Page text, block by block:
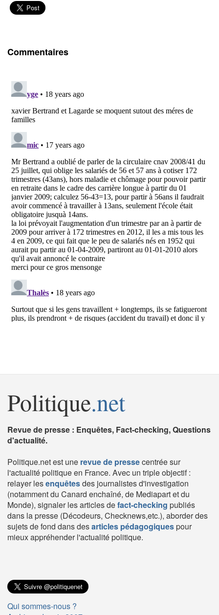
Commentaires
Politique.net
Revue de presse : Enquêtes, Fact-checking, Questions
d'actualité.
Politique.net est une revue de pressecentrée sur
l'actualité politique en France. Avec un triple objectif :
relayer lesenquêtesdes journalistes d'investigation
(notamment du Canard enchaîné, de Mediapart et du
Monde), signaler les articles defact-checking publiés
dans la presse (Décodeurs, Checknews,etc.), aborder des
sujets de fond dans desarticles pédagogiquespour
mieux appréhender l'actualité politique.
Qui sommes-nous ?